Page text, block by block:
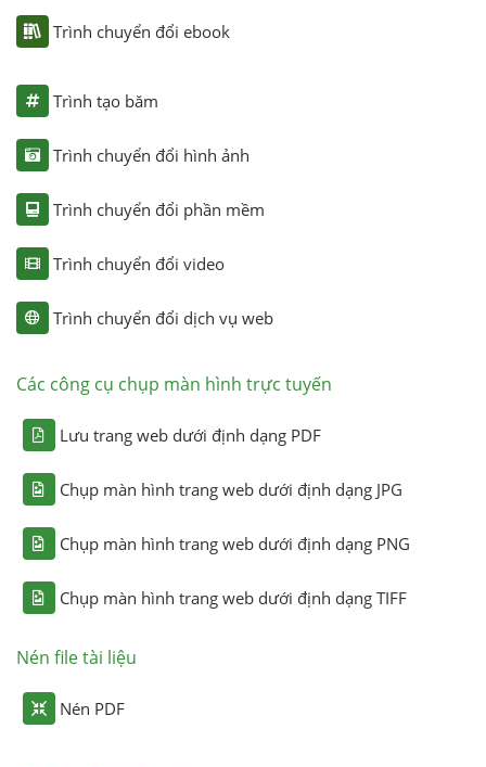
Trình chuyển đổi ebook
Trình tạo băm
Trình chuyển đổi hình ảnh
Trình chuyển đổi phần mềm
Trình chuyển đổi video
Trình chuyển đổi dịch vụ web
Các công cụ chụp màn hình trực tuyến
Lưu trang web dưới định dạng PDF
Chụp màn hình trang web dưới định dạng JPG
Chụp màn hình trang web dưới định dạng PNG
Chụp màn hình trang web dưới định dạng TIFF
Nén file tài liệu
Nén PDF